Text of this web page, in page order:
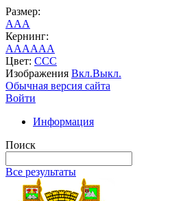
Размер:
AAA
Кернинг:
AAAAAA
Цвет: CCC
Изображения Вкл.Выкл.
Обычная версия сайта
Войти
Информация
Поиск
Все результаты